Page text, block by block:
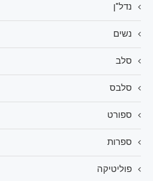
נדל"ן
נשים
סלב
סלבס
ספורט
ספרות
פוליטיקה